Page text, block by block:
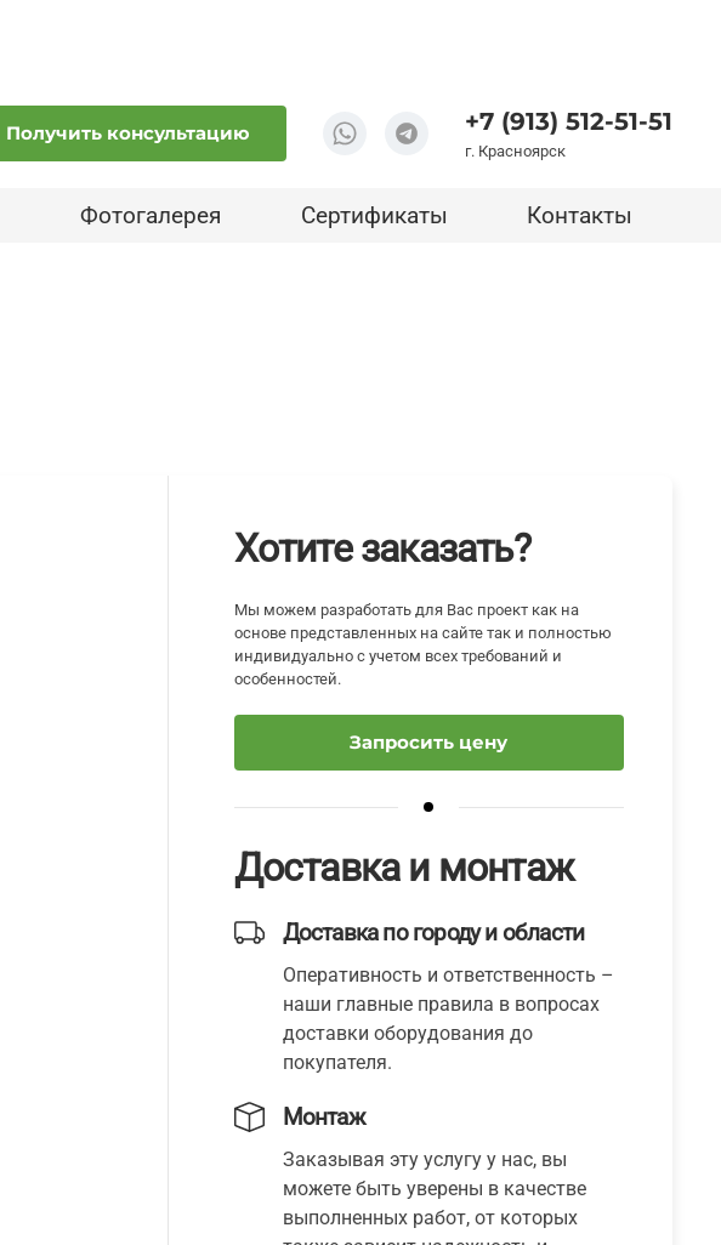
Получить консультацию +7 (913) 512-51-51
г. Красноярск
Фотогалерея Сертификаты Контакты
Хотите заказать?
Мы можем разработать для Вас проект как на
основе представленных на сайте так и полностью
индивидуально с учетом всех требований и
особенностей.
Запросить цену
Доставка и монтаж
Доставка по городу и области
Оперативность и ответственность –
наши главные правила в вопросах
доставки оборудования до
покупателя.
Монтаж
Заказывая эту услугу у нас, вы
можете быть уверены в качестве
выполненных работ, от которых